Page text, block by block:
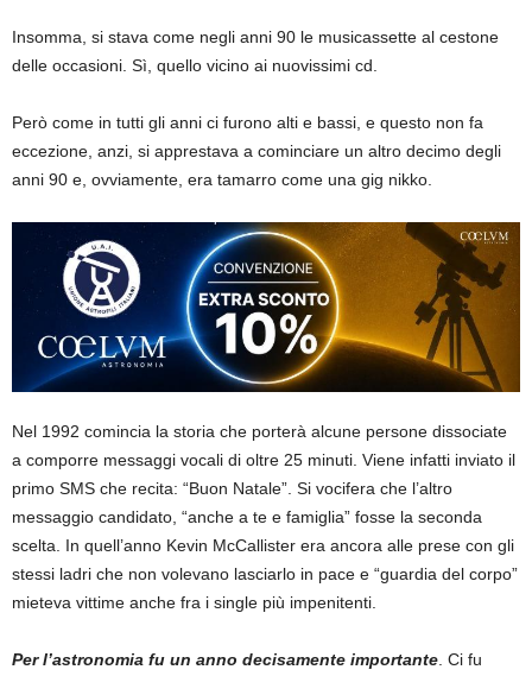
Insomma, si stava come negli anni 90 le musicassette al cestone
delle occasioni. Sì, quello vicino ai nuovissimi cd.
Però come in tutti gli anni ci furono alti e bassi, e questo non fa
eccezione, anzi, si apprestava a cominciare un altro decimo degli
anni 90 e, ovviamente, era tamarro come una gig nikko.
Nel 1992 comincia la storia che porterà alcune persone dissociate
a comporre messaggi vocali di oltre 25 minuti. Viene infatti inviato il
primo SMS che recita: “Buon Natale”. Si vocifera che l’altro
messaggio candidato, “anche a te e famiglia” fosse la seconda
scelta. In quell’anno Kevin McCallister era ancora alle prese con gli
stessi ladri che non volevano lasciarlo in pace e “guardia del corpo”
mieteva vittime anche fra i single più impenitenti.
Per l’astronomia fu un anno decisamente importante . Ci fu